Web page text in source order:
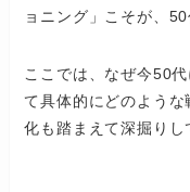
ョニング」こそが、
ここでは、なぜ今50
て具体的にどのよう
化も踏まえて深掘りし